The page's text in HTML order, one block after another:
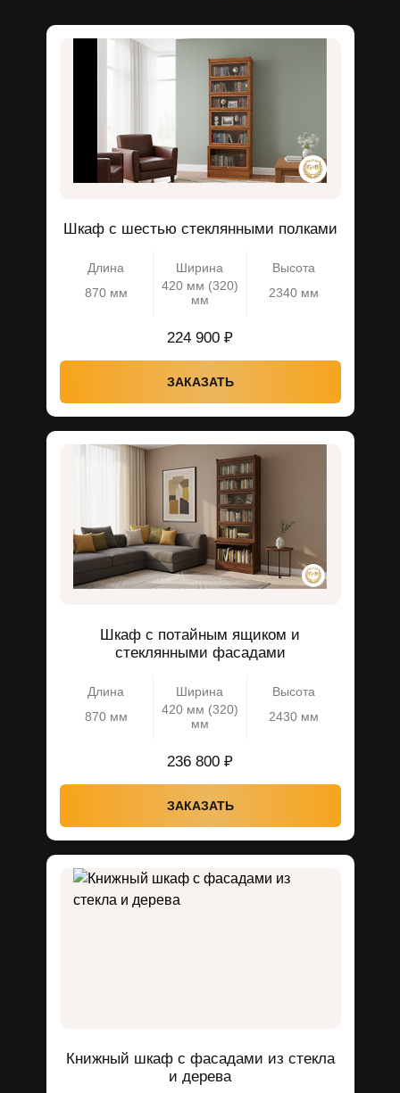
Шкаф с шестью стеклянными полками
Длина
870 мм
Ширина
420 мм (320)
мм
Высота
2340 мм
224 900 ₽
ЗАКАЗАТЬ
Шкаф с потайным ящиком и
стеклянными фасадами
Длина
870 мм
Ширина
420 мм (320)
мм
Высота
2430 мм
236 800 ₽
ЗАКАЗАТЬ
Книжный шкаф с фасадами из стекла
и дерева